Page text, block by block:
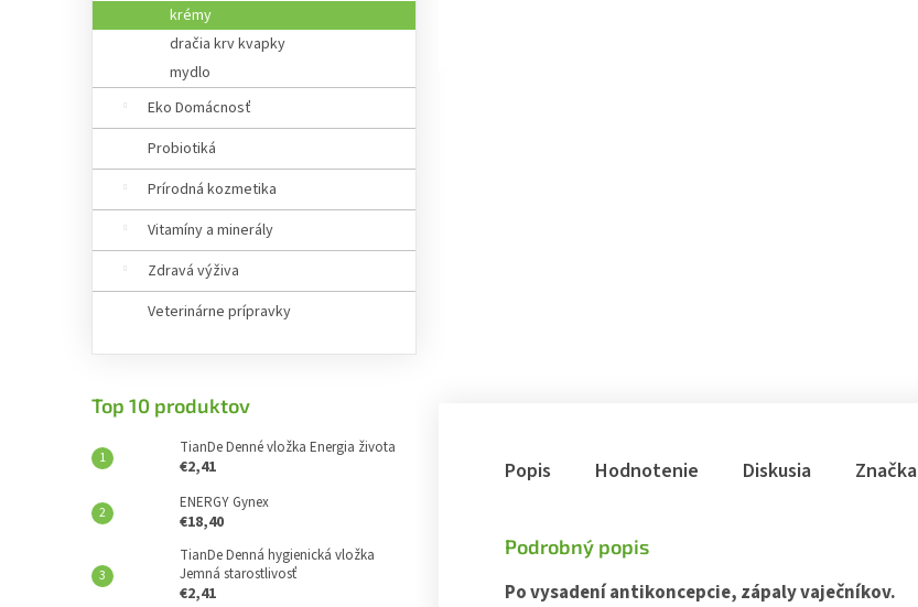
krémy
dračia krv kvapky
mydlo
Eko Domácnosť
Probiotiká
Prírodná kozmetika
Vitamíny a minerály
Zdravá výživa
Veterinárne prípravky
Top 10 produktov
TianDe Denné vložka Energia života
€2,41
ENERGY Gynex
€18,40
TianDe Denná hygienická vložka
Jemná starostlivosť
€2,41
Popis Hodnotenie Diskusia Značka
Podrobný popis
Po vysadení antikoncepcie, zápaly vaječníkov.